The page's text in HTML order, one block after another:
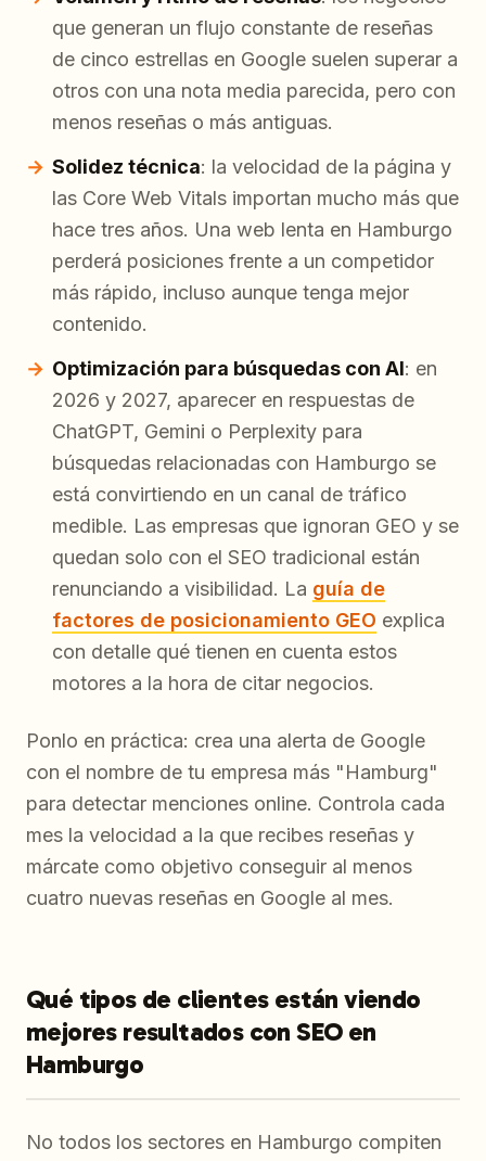
que generan un flujo constante de reseñas
de cinco estrellas en Google suelen superar a
otros con una nota media parecida, pero con
menos reseñas o más antiguas.
Solidez técnica: la velocidad de la página y
las Core Web Vitals importan mucho más que
hace tres años. Una web lenta en Hamburgo
perderá posiciones frente a un competidor
más rápido, incluso aunque tenga mejor
contenido.
Optimización para búsquedas con AI: en
2026 y 2027, aparecer en respuestas de
ChatGPT, Gemini o Perplexity para
búsquedas relacionadas con Hamburgo se
está convirtiendo en un canal de tráfico
medible. Las empresas que ignoran GEO y se
quedan solo con el SEO tradicional están
renunciando a visibilidad. La guía de
factores de posicionamiento GEO explica
con detalle qué tienen en cuenta estos
motores a la hora de citar negocios.
Ponlo en práctica: crea una alerta de Google
con el nombre de tu empresa más "Hamburg"
para detectar menciones online. Controla cada
mes la velocidad a la que recibes reseñas y
márcate como objetivo conseguir al menos
cuatro nuevas reseñas en Google al mes.
Qué tipos de clientes están viendo
mejores resultados con SEO en
Hamburgo
No todos los sectores en Hamburgo compiten